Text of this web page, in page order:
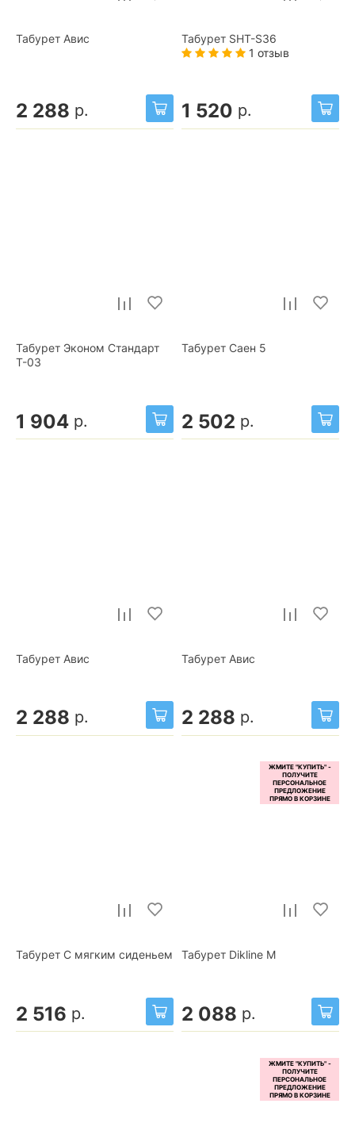
Табурет Авис
2 288 р.
Табурет SHT-S36
1 отзыв
1 520 р.
Табурет Эконом Стандарт
Т-03
1 904 р.
Табурет Саен 5
2 502 р.
Табурет Авис
2 288 р.
Табурет Авис
2 288 р.
Табурет С мягким сиденьем
2 516 р.
Табурет Dikline М
2 088 р.